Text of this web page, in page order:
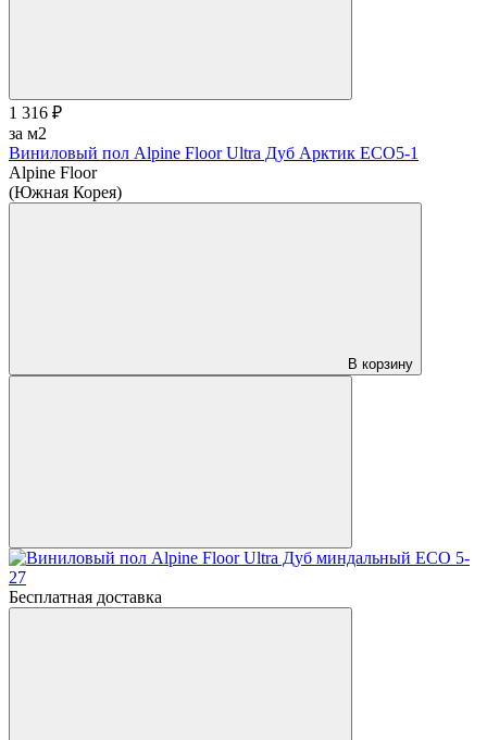
1 316 ₽
за м2
Виниловый пол Alpine Floor Ultra Дуб Арктик ЕСО5-1
Alpine Floor
(Южная Корея)
В корзину
Бесплатная доставка